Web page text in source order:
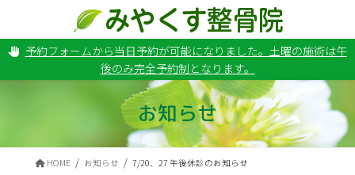
テ
ン
ゲ
ー
予約フォームから当日予約が可能になりました。土曜の施術は午
後のみ完全予約制となります。
お知らせ
HOME お知らせ 7/20、27 午後休診のお知らせ